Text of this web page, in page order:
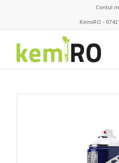
Contul
KemiRO - 0742